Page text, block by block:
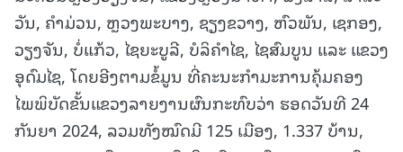
ວັນ, ຄໍາມ່ວນ, ຫຼວງພະບາງ, ຊຽງຂວາງ, ຫົວພັນ, ເຊກອງ,
ວຽງຈັນ, ບໍ່ແກ້ວ, ໄຊຍະບູລີ, ບໍລິຄຳໄຊ, ໄຊສົມບູນ ແລະ ແຂວງ
ອຸດົມໄຊ, ໂດຍອີງຕາມຂໍ້ມູນ ທີ່ຄະນະກຳມະການຄຸ້ມຄອງ
ໄພພິບັດຂັ້ນແຂວງລາຍງານຜົນກະທົບວ່າ ຮອດວັນທີ 24
ກັນຍາ 2024, ລວມທັງໝົດມີ 125 ເມືອງ, 1.337 ບ້ານ,